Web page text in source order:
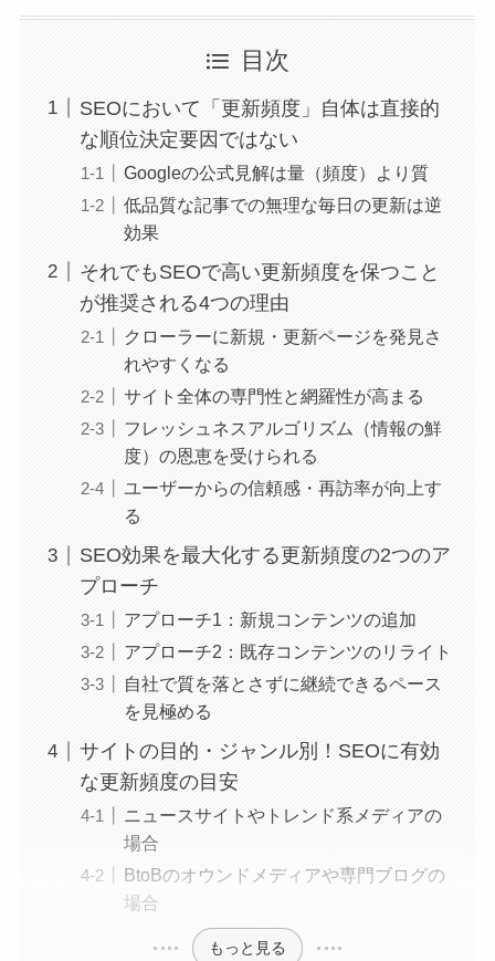
目次
SEOにおいて「更新頻度」自体は直接的
な順位決定要因ではない
Googleの公式見解は量（頻度）より質
低品質な記事での無理な毎日の更新は逆
効果
それでもSEOで高い更新頻度を保つこと
が推奨される4つの理由
クローラーに新規・更新ページを発見さ
れやすくなる
サイト全体の専門性と網羅性が高まる
フレッシュネスアルゴリズム（情報の鮮
度）の恩恵を受けられる
ユーザーからの信頼感・再訪率が向上す
る
SEO効果を最大化する更新頻度の2つのア
プローチ
アプローチ1：新規コンテンツの追加
アプローチ2：既存コンテンツのリライト
自社で質を落とさずに継続できるペース
を見極める
サイトの目的・ジャンル別！SEOに有効
な更新頻度の目安
ニュースサイトやトレンド系メディアの
場合
BtoBのオウンドメディアや専門ブログの
場合
もっと見る